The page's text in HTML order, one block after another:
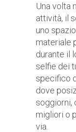
Una volta
attività, il
uno
materiale
durante il
selfie dei
specifico
dove
soggiorni,
migliori o
via.